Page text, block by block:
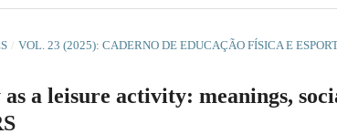
/ VOL. 23 (2025): CADERNO DE EDUCAÇÃO FÍSICA E
a leisure activity: meanings,